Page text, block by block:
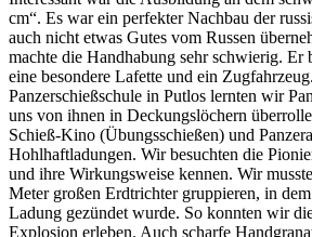
cm . Es war ein perfekter Nachbau der
auch nicht etwas Gutes vom Russen
machte die Handhabung sehr schwierig. Er
eine besondere Lafette und ein
Panzerschießschule in Putlos lernten wir
uns von ihnen in Deckungslöchern
Schieß-Kino (Übungsschießen) und
Hohlhaftladungen. Wir besuchten die
und ihre Wirkungsweise kennen. Wir
Meter großen Erdtrichter gruppieren, in
Ladung gezündet wurde. So konnten wir
Explosion erleben. Auch scharfe